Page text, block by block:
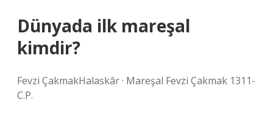
Dünyada ilk mareşal
kimdir?
Fevzi ÇakmakHalaskâr · Mareşal Fevzi Çakmak 1311-
C.P.